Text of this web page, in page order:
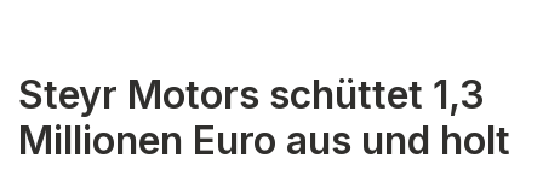
Steyr Motors schüttet 1,3
Millionen Euro aus und holt